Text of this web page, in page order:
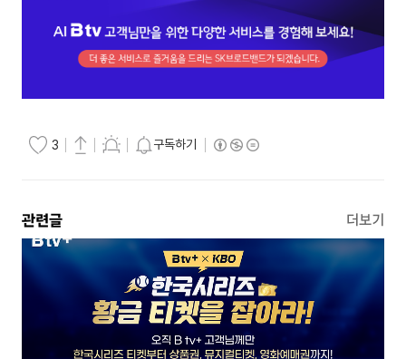
3 구독하기
관련글 더보기